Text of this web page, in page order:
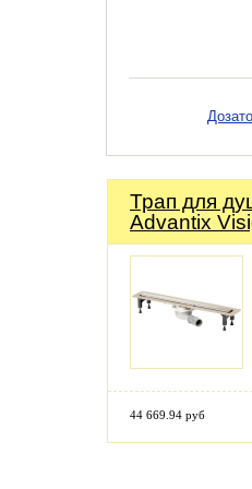
Трап для
Advantix
44 669.94 руб